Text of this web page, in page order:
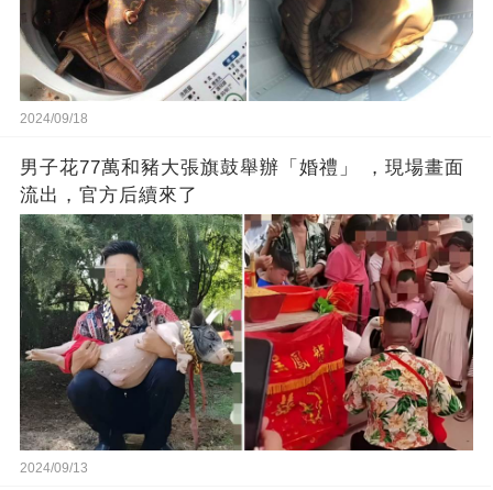
2024/09/18
男子花77萬和豬大張旗鼓舉辦「婚禮」 ，現場畫面
流出，官方后續來了
2024/09/13